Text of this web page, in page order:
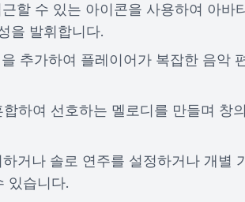
할 수 있는 아이콘을 사용하여 아바
을 발휘합니다.
추가하여 플레이어가 복잡한 음악
하여 선호하는 멜로디를 만들며 창
거나 솔로 연주를 설정하거나 개별
있습니다.